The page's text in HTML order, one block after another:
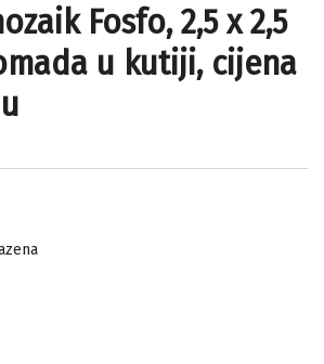
Fosfo, 2,5 x 2,5
u kutiji, cijena